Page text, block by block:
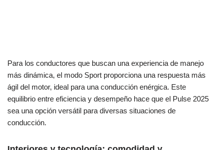
Para los conductores que buscan una experiencia de manejo
más dinámica, el modo Sport proporciona una respuesta más
ágil del motor, ideal para una conducción enérgica. Este
equilibrio entre eficiencia y desempeño hace que el Pulse 2025
sea una opción versátil para diversas situaciones de
conducción.